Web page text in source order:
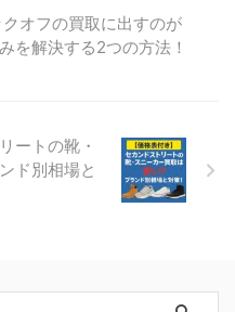
クオフの買取に出すのが
を解決する2つの方法！
ートの靴・
ド別相場と